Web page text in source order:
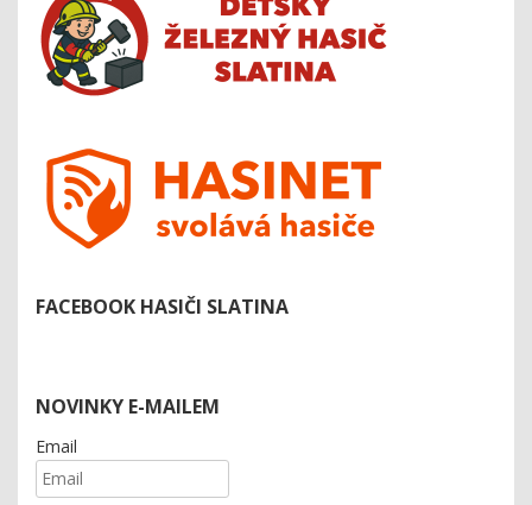
FACEBOOK HASIČI SLATINA
NOVINKY E-MAILEM
Email